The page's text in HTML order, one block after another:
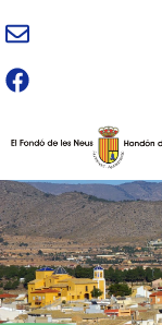
Skip
to
content